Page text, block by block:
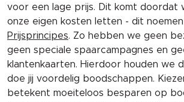
voor een lage prijs. Dit komt doordat
onze eigen kosten letten - dit
Prijsprincipes. Zo hebben we geen
geen speciale spaarcampagnes en
klantenkaarten. Hierdoor houden we
doe jij voordelig boodschappen.
betekent moeiteloos besparen op